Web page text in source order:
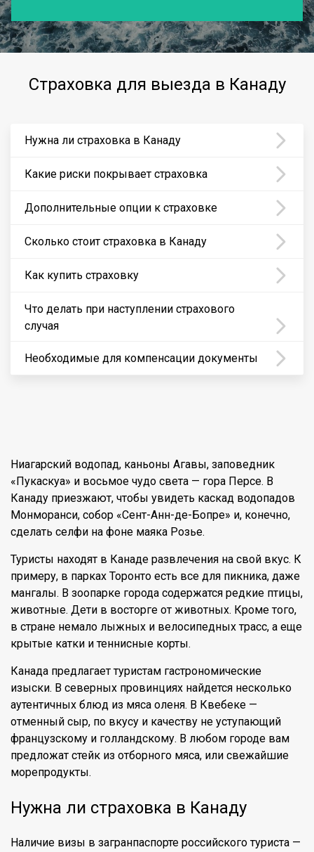
Страховка для выезда в Канаду
Нужна ли страховка в Канаду
Какие риски покрывает страховка
Дополнительные опции к страховке
Сколько стоит страховка в Канаду
Как купить страховку
Что делать при наступлении страхового
случая
Необходимые для компенсации документы
Ниагарский водопад, каньоны Агавы, заповедник
«Пукаскуа» и восьмое чудо света — гора Персе. В
Канаду приезжают, чтобы увидеть каскад водопадов
Монморанси, собор «Сент-Анн-де-Бопре» и, конечно,
сделать селфи на фоне маяка Розье.
Туристы находят в Канаде развлечения на свой вкус. К
примеру, в парках Торонто есть все для пикника, даже
мангалы. В зоопарке города содержатся редкие птицы,
животные. Дети в восторге от животных. Кроме того,
в стране немало лыжных и велосипедных трасс, а еще
крытые катки и теннисные корты.
Канада предлагает туристам гастрономические
изыски. В северных провинциях найдется несколько
аутентичных блюд из мяса оленя. В Квебеке —
отменный сыр, по вкусу и качеству не уступающий
французскому и голландскому. В любом городе вам
предложат стейк из отборного мяса, или свежайшие
морепродукты.
Нужна ли страховка в Канаду
Наличие визы в загранпаспорте российского туриста —